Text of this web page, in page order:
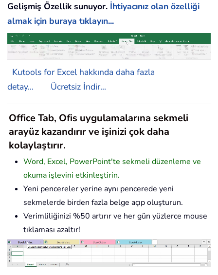
Gelişmiş Özellik sunuyor. İhtiyacınız olan özelliği
almak için buraya tıklayın...
Kutools for Excel hakkında daha fazla
detay...
Ücretsiz İndir...
Office Tab, Ofis uygulamalarına sekmeli
arayüz kazandırır ve işinizi çok daha
kolaylaştırır.
Word, Excel, PowerPoint'te sekmeli düzenleme ve
okuma işlevini etkinleştirin.
Yeni pencereler yerine aynı pencerede yeni
sekmelerde birden fazla belge açıp oluşturun.
Verimliliğinizi %50 artırır ve her gün yüzlerce mouse
tıklaması azaltır!